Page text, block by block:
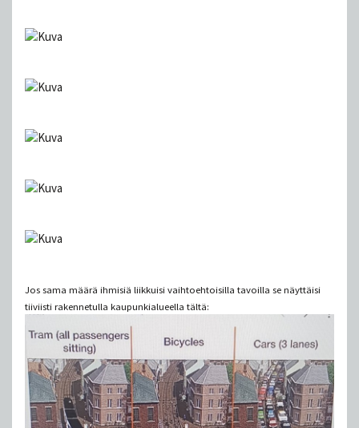
Jos sama määrä ihmisiä liikkuisi vaihtoehtoisilla tavoilla se näyttäisi
tiiviisti rakennetulla kaupunkialueella tältä: